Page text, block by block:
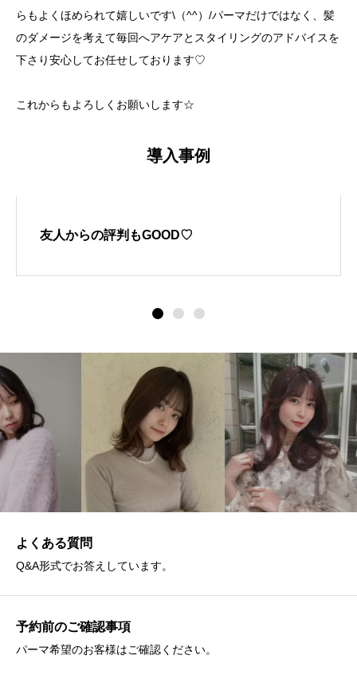
らもよくほめられて嬉しいです\（^^）/パーマだけではなく、髪
のダメージを考えて毎回へアケアとスタイリングのアドバイスを
下さり安心してお任せしております♡
これからもよろしくお願いします☆
導入事例
友人からの評判もGOOD♡
よくある質問
Q&A形式でお答えしています。
予約前のご確認事項
パーマ希望のお客様はご確認ください。